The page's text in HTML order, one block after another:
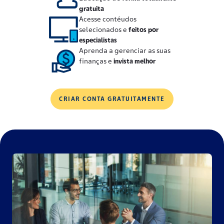
gratuita
Acesse contéudos
selecionados e feitos por
especialistas
Aprenda a gerenciar as suas
finanças e invista melhor
CRIAR CONTA GRATUITAMENTE